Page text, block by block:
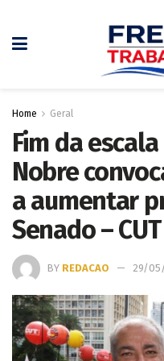
Home Geral
Fim da
Nobre
a aumentar
Senado – CUT
BY REDACAO 29/